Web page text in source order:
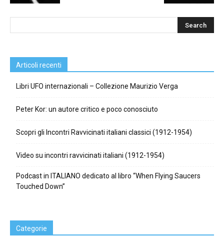
Articoli recenti
Libri UFO internazionali – Collezione Maurizio Verga
Peter Kor: un autore critico e poco conosciuto
Scopri gli Incontri Ravvicinati italiani classici (1912-1954)
Video su incontri ravvicinati italiani (1912-1954)
Podcast in ITALIANO dedicato al libro “When Flying Saucers
Touched Down”
Categorie